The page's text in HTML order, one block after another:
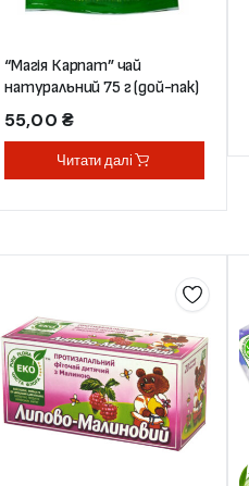
“Магія Карпат” чай
натуральний 75 г (дой-пак)
55,00 ₴
Читати далі